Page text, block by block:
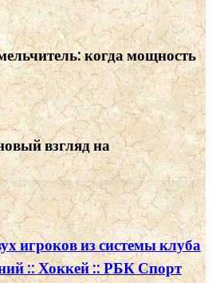
когда мощность
взгляд на
игроков из системы клуба
:: Хоккей :: РБК Спорт